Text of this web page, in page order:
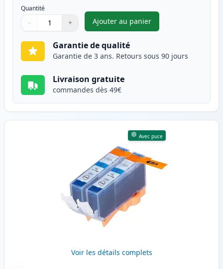
Quantité
Quantité
Utilisez les boutons pour ajuster
− +
Quantité
Ajouter au panier
,Pack de 2 Canon CLI-
Garantie de qualité
Garantie de 3 ans. Retours sous 90 jours
Livraison gratuite
commandes dès 49€
Avec puce
Voir les détails complets